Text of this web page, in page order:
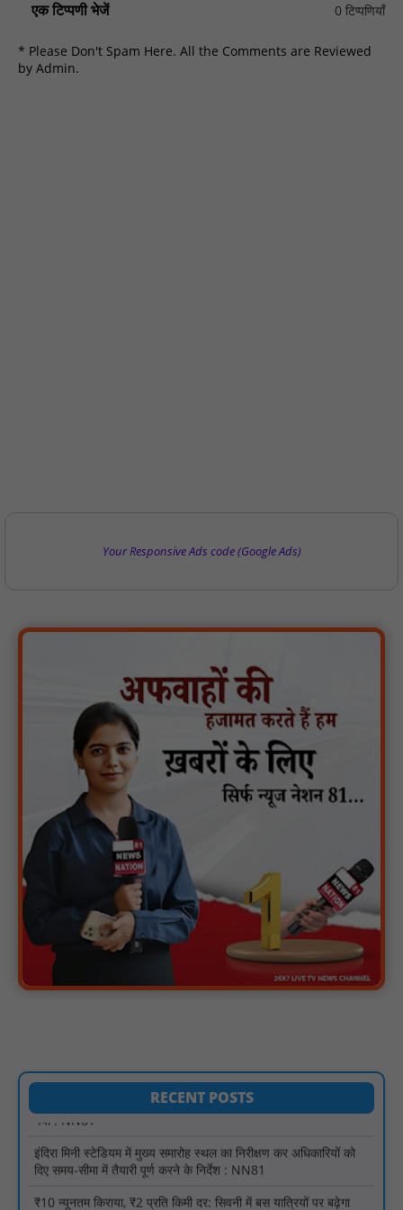
एक टिप्पणी भेजें 0 टिप्पणियाँ
* Please Don't Spam Here. All the Comments are Reviewed
by Admin.
Your Responsive Ads code (Google Ads)
RECENT POSTS
मगरौनी पुलिस की बड़ी कार्रवाई लंबे समय से फरार एक स्थाई वारंटी सहित दो
वारंटी गिरफ्तार : NN81
स्वतंत्रता दिवस सिर पर होने के बाद भी परिसर में फैली है गंदगी और झाड़ियाँ,
फर्श पर उपेक्षित हालत में मिला तिरंगा : NN81
ग्रामीणों को आधार सेवाओं के साथ सेवा सेतु पोर्टल की 400 से अधिक
ऑनलाइन शासकीय सेवाएं मिलेंगी : NN81
लखीमपुर खीरी अपराध नियंत्रण और वांछित अभियुक्तों की गिरफ्तारी को लेकर
खीरी पुलिस का अभियान लगातार जारी : NN81
21 वर्षों बाद फिर गूंजी पाठशाला की घंटी: मेटापारा कोरसागुड़ा प्राथमिक शाला
इंदिरा मिनी स्टेडियम में मुख्य समारोह स्थल का निरीक्षण कर अधिकारियों को
दिए समय-सीमा में तैयारी पूर्ण करने के निर्देश : NN81
₹10 न्यूनतम किराया, ₹2 प्रति किमी दर: सिवनी में बस यात्रियों पर बढ़ेगा
आर्थिक दबाव, राजपत्र में नई किराया दरें: NN81
चिरूनी गांव को मिली सड़क की सौगात, डेढ़ किमी रोड मंजूर होते ही ग्रामीणों में